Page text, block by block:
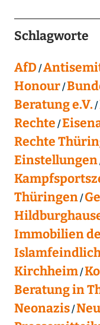
Schlagworte
AfD
Honour
Beratung e.V.
Rechte
Rechte
Einstellungen
Thüringen
Immobilien
Kirchheim
Beratung in
Neonazis